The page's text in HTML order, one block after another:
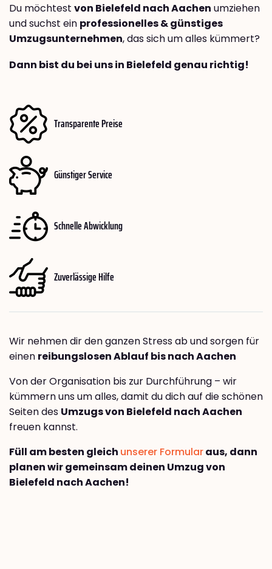
Du möchtest von Bielefeld nach Aachen umziehen
und suchst ein professionelles & günstiges
Umzugsunternehmen, das sich um alles kümmert?
Dann bist du bei uns in Bielefeld genau richtig!
Transparente Preise
Günstiger Service
Schnelle Abwicklung
Zuverlässige Hilfe
Wir nehmen dir den ganzen Stress ab und sorgen für
einen reibungslosen Ablauf bis nach Aachen
Von der Organisation bis zur Durchführung – wir
kümmern uns um alles, damit du dich auf die schönen
Seiten des Umzugs von Bielefeld nach Aachen
freuen kannst.
Füll am besten gleich unserer Formularaus, dann
planen wir gemeinsam deinen Umzug von
Bielefeld nach Aachen!